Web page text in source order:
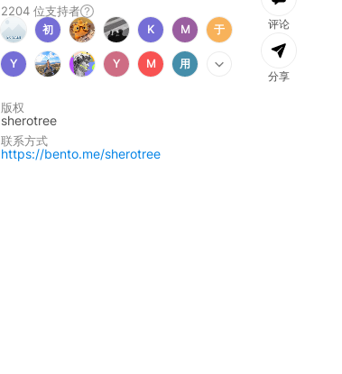
2204 位支持者
初 K M 于
Y Y M 用
版权
sherotree
联系方式
https://bento.me/sherotree
评论
分享